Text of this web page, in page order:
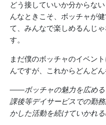
どう接していいか分からな
んなときこそ、ボッチャが
て、みんなで楽しめるんじ
す。
まだ僕のボッチャのイベン
んですが、これからどんど
――ボッチャの魅力を広める
課後等デイサービスでの勤
かした活動を続けていかれ